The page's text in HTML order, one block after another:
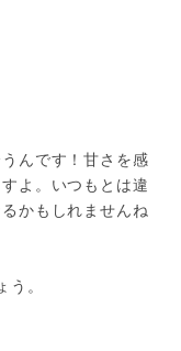
んです！甘さを感
よ。いつもとは違
かもしれませんね
。